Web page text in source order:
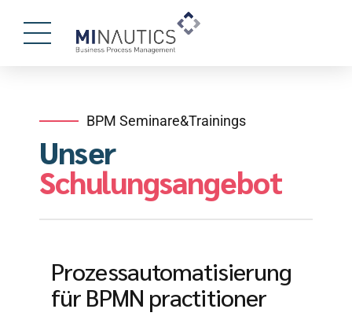
BPM Seminare&Trainings
Unser
Schulungsangebot
Prozessautomatisierung
für BPMN practitioner